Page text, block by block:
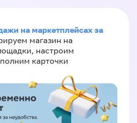
на маркетплейсах за
магазин на
настроим
карточки